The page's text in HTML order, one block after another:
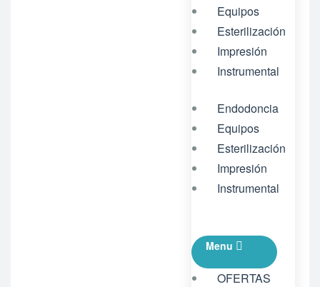
Equipos
Esterilización
Impresión
Instrumental
Endodoncia
Equipos
Esterilización
Impresión
Instrumental
Menu
OFERTAS